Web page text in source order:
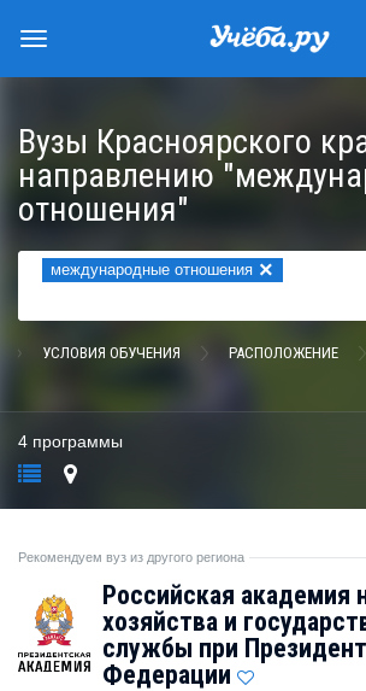
Вузы Красноярского
направлению
отношения"
международные отношения ×
УСЛОВИЯ ОБУЧЕНИЯ РАСПОЛОЖЕНИЕ
4 программы
Рекомендуем вуз из другого региона
Российская академия
хозяйства и
службы при
Федерации